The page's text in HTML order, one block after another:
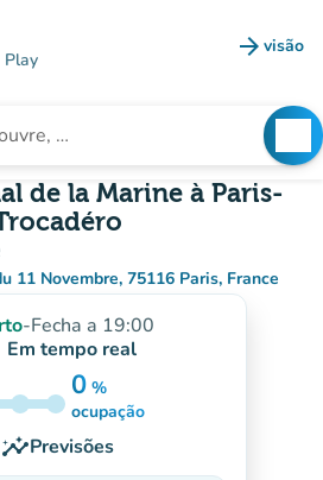
Play arrow_forward visão
(novo
de la Marine à Paris-
11 Novembre, 75116 Paris, France
(abrir no Google Maps)
(novo separador)
-Fecha a 19:00
Em tempo real
0 %
10%
ocupação
insightsPrevisões